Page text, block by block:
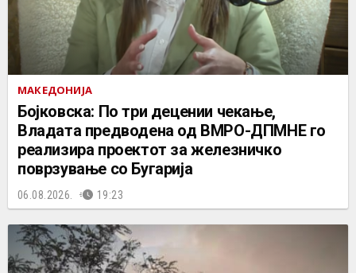
МАКЕДОНИЈА
Бојковска: По три децении чекање,
Владата предводена од ВМРО-ДПМНЕ го
реализира проектот за железничко
поврзување со Бугарија
06.08.2026. 19:23